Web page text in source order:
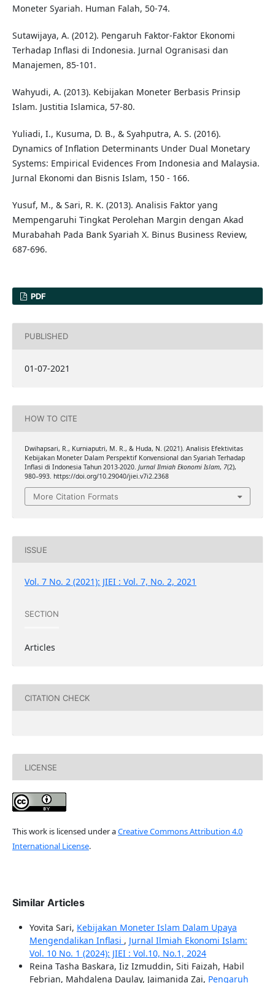
Moneter Syariah. Human Falah, 50-74.
Sutawijaya, A. (2012). Pengaruh Faktor-Faktor Ekonomi
Terhadap Inflasi di Indonesia. Jurnal Ogranisasi dan
Manajemen, 85-101.
Wahyudi, A. (2013). Kebijakan Moneter Berbasis Prinsip
Islam. Justitia Islamica, 57-80.
Yuliadi, I., Kusuma, D. B., & Syahputra, A. S. (2016).
Dynamics of Inflation Determinants Under Dual Monetary
Systems: Empirical Evidences From Indonesia and Malaysia.
Jurnal Ekonomi dan Bisnis Islam, 150 - 166.
Yusuf, M., & Sari, R. K. (2013). Analisis Faktor yang
Mempengaruhi Tingkat Perolehan Margin dengan Akad
Murabahah Pada Bank Syariah X. Binus Business Review,
687-696.
PDF
PUBLISHED
01-07-2021
HOW TO CITE
Dwihapsari, R., Kurniaputri, M. R., & Huda, N. (2021). Analisis Efektivitas
Kebijakan Moneter Dalam Perspektif Konvensional dan Syariah Terhadap
Inflasi di Indonesia Tahun 2013-2020. Jurnal Ilmiah Ekonomi Islam, 7(2),
980–993. https://doi.org/10.29040/jiei.v7i2.2368
More Citation Formats
ISSUE
Vol. 7 No. 2 (2021): JIEI : Vol. 7, No. 2, 2021
SECTION
Articles
CITATION CHECK
LICENSE
This work is licensed under aCreative Commons Attribution 4.0
International License.
Similar Articles
Yovita Sari, Kebijakan Moneter Islam Dalam Upaya
Mengendalikan Inflasi , Jurnal Ilmiah Ekonomi Islam:
Vol. 10 No. 1 (2024): JIEI : Vol.10, No.1, 2024
Reina Tasha Baskara, Iiz Izmuddin, Siti Faizah, Habil
Febrian, Mahdalena Daulay, Jaimanida Zai, Pengaruh